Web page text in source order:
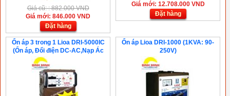
Giá cũ: : 882.000 VND
Giá mới: 846.000 VND
Đặt hàng
Giá mới: 12.708.000 VND
Đặt hàng
Ổn áp 3 trong 1 Lioa DRI-5000IC
(Ổn áp, Đổi điện DC-AC,Nạp Ác
Ổn áp Lioa DRI-1000 (1KVA: 90-
250V)